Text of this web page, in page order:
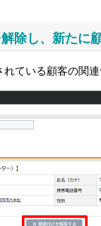
除し、新たに
ている顧客の関